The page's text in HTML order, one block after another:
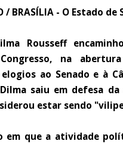
/ BRASÍLIA - O Estado de
Rousseff
na
ao Senado e à
saiu em defesa
estar sendo
em que a atividade